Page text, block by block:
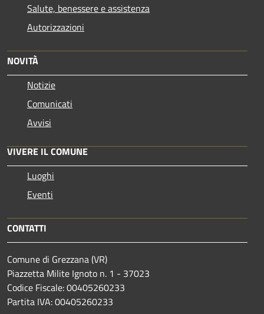
Salute, benessere e assistenza
Autorizzazioni
NOVITÀ
Notizie
Comunicati
Avvisi
VIVERE IL COMUNE
Luoghi
Eventi
CONTATTI
Comune di Grezzana (VR)
Piazzetta Milite Ignoto n. 1 - 37023
Codice Fiscale: 00405260233
Partita IVA: 00405260233